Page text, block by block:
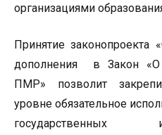
организациями
Принятие законопроекта
дополнения в Закон «О
ПМР» позволит
уровне обязательное